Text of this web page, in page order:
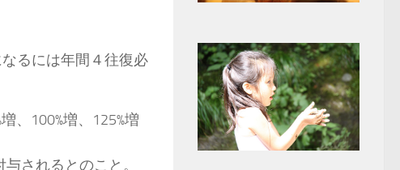
るには年間４往復必
、100%増、125%増
されるとのこと。